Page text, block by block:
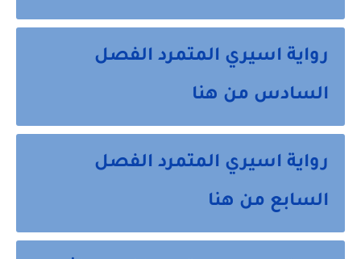
رواية اسيري المتمرد الفصل
السادس من هنا
رواية اسيري المتمرد الفصل
السابع من هنا